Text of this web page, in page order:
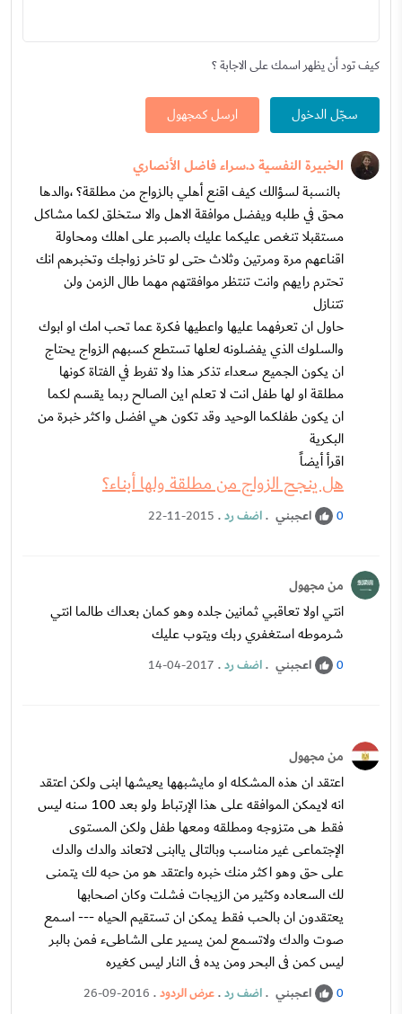
كيف تود أن يظهر اسمك على الاجابة ؟
سجّل الدخول ارسل كمجهول
الخبيرة النفسية د.سراء فاضل الأنصاري
بالنسبة لسؤالك كيف اقنع أهلي بالزواج من مطلقة؟ ،والدها
محق في طلبه ويفضل موافقة الاهل والا ستخلق لكما مشاكل
مستقبلا تنغص عليكما عليك بالصبر على اهلك ومحاولة
اقناعهم مرة ومرتين وثلاث حتى لو تاخر زواجك وتخبرهم انك
تحترم رايهم وانت تنتظر موافقتهم مهما طال الزمن ولن
تتنازل
حاول ان تعرفهما عليها واعطيها فكرة عما تحب امك او ابوك
والسلوك الذي يفضلونه لعلها تستطع كسبهم الزواج يحتاج
ان يكون الجميع سعداء تذكر هذا ولا تفرط في الفتاة كونها
مطلقة او لها طفل انت لا تعلم اين الصالح ربما يقسم لكما
ان يكون طفلكما الوحيد وقد تكون هي افضل واكثر خبرة من
البكرية
اقرأ أيضاً
هل ينجح الزواج من مطلقة ولها أبناء؟
0 اعجبني .اضف رد.
22-11-2015
من مجهول
انتي اولا تعاقبي ثمانين جلده وهو كمان بعداك طالما انتي
شرموطه استغفري ربك ويتوب عليك
0 اعجبني .اضف رد.
14-04-2017
من مجهول
اعتقد ان هذه المشكله او مايشبهها يعيشها ابنى ولكن اعتقد
انه لايمكن الموافقه على هذا الإرتباط ولو بعد 100 سنه ليس
فقط هى متزوجه ومطلقه ومعها طفل ولكن المستوى
الإجتماعى غير مناسب وبالتالى ياابنى لاتعاند والدك والدك
على حق وهو اكثر منك خبره واعتقد هو من حبه لك يتمنى
لك السعاده وكثير من الزيجات فشلت وكان اصحابها
يعتقدون ان بالحب فقط يمكن ان تستقيم الحياه --- اسمع
صوت والدك ولاتسمع لمن يسير على الشاطىء فمن بالبر
ليس كمن فى البحر ومن يده فى النار ليس كغيره
0 اعجبني .اضف رد.عرض الردود.
26-09-2016